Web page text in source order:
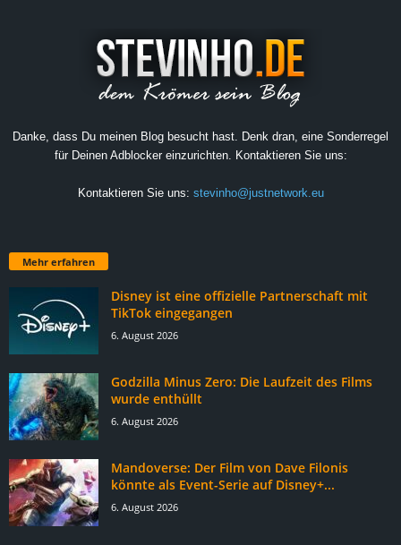
Danke, dass Du meinen Blog besucht hast. Denk dran, eine Sonderregel
für Deinen Adblocker einzurichten. Kontaktieren Sie uns:
Kontaktieren Sie uns: stevinho@justnetwork.eu
Mehr erfahren
Disney ist eine offizielle Partnerschaft mit
TikTok eingegangen
6. August 2026
Godzilla Minus Zero: Die Laufzeit des Films
wurde enthüllt
6. August 2026
Mandoverse: Der Film von Dave Filonis
könnte als Event-Serie auf Disney+...
6. August 2026